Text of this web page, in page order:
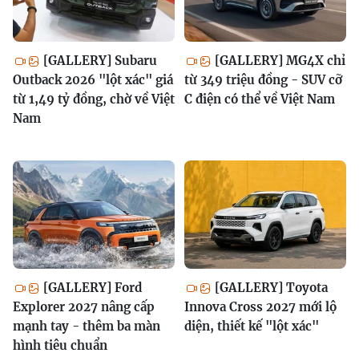
[GALLERY] Subaru
Outback 2026 "lột xác" giá
từ 1,49 tỷ đồng, chờ về Việt
Nam
[GALLERY] MG4X chỉ
từ 349 triệu đồng - SUV cỡ
C điện có thể về Việt Nam
[GALLERY] Ford
Explorer 2027 nâng cấp
mạnh tay - thêm ba màn
hình tiêu chuẩn
[GALLERY] Toyota
Innova Cross 2027 mới lộ
diện, thiết kế "lột xác"